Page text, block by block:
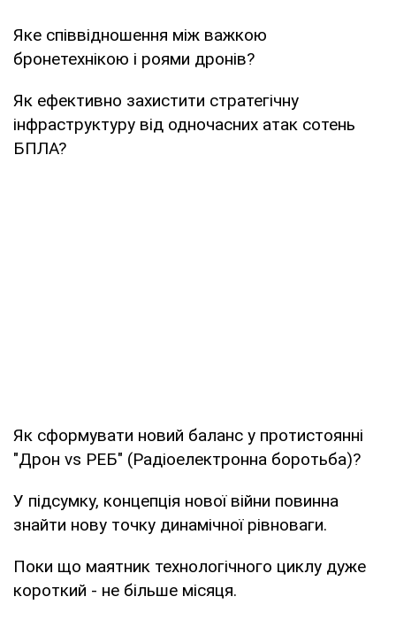
Яке співвідношення між важкою
бронетехнікою і роями дронів?
Як ефективно захистити стратегічну
інфраструктуру від одночасних атак сотень
БПЛА?
Як сформувати новий баланс у протистоянні
"Дрон vs РЕБ" (Радіоелектронна боротьба)?
У підсумку, концепція нової війни повинна
знайти нову точку динамічної рівноваги.
Поки що маятник технологічного циклу дуже
короткий - не більше місяця.